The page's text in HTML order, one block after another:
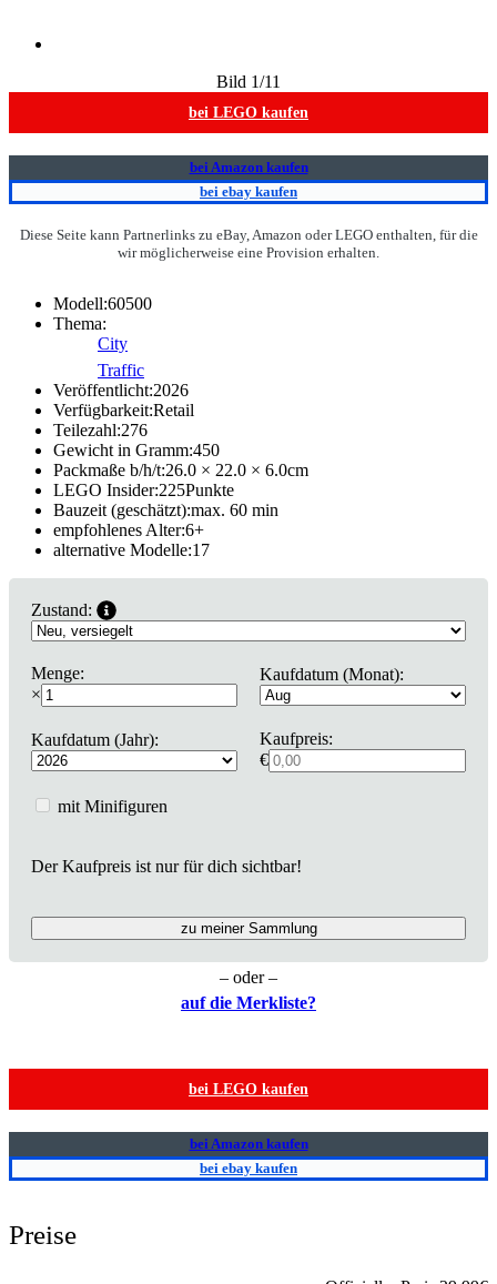
Bild 1/11
bei LEGO kaufen
bei Amazon kaufen
bei ebay kaufen
Diese Seite kann Partnerlinks zu eBay, Amazon oder LEGO enthalten, für die
wir möglicherweise eine Provision erhalten.
Modell:60500
Thema:
City
Traffic
Veröffentlicht:2026
Verfügbarkeit:Retail
Teilezahl:276
Gewicht in Gramm:450
Packmaße b/h/t:26.0 × 22.0 × 6.0cm
LEGO Insider:225Punkte
Bauzeit (geschätzt):max. 60 min
empfohlenes Alter:6+
alternative Modelle:17
Zustand:
Menge:
×
Kaufdatum (Monat):
Kaufdatum (Jahr):
Kaufpreis:
€
Der Kaufpreis ist nur für dich sichtbar!
zu meiner Sammlung
mit Minifiguren
– oder –
auf die Merkliste?
bei LEGO kaufen
bei Amazon kaufen
bei ebay kaufen
Preise